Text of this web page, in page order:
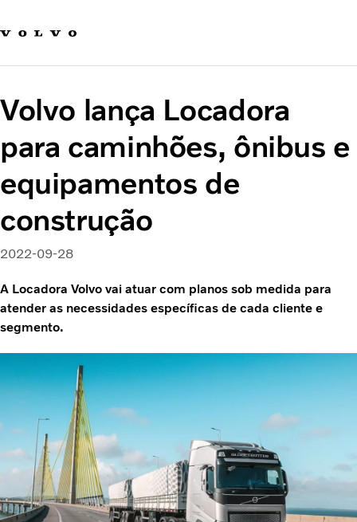
Carreira
Quem Somos
Sustentabilidade e Segurança
Volvo lança Locadora
para caminhões, ônibus e
equipamentos de
construção
2022-09-28
A Locadora Volvo vai atuar com planos sob medida para
atender as necessidades específicas de cada cliente e
segmento.